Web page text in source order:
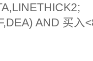
AND 买入